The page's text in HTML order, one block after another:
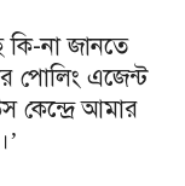
কি-না জানতে
পোলিং এজেন্ট
কেন্দ্রে আমার